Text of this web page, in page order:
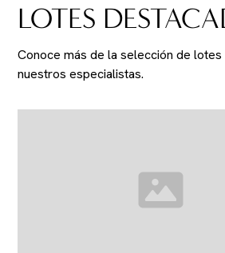
LOTES
Conoce más de la selección de
nuestros especialistas.